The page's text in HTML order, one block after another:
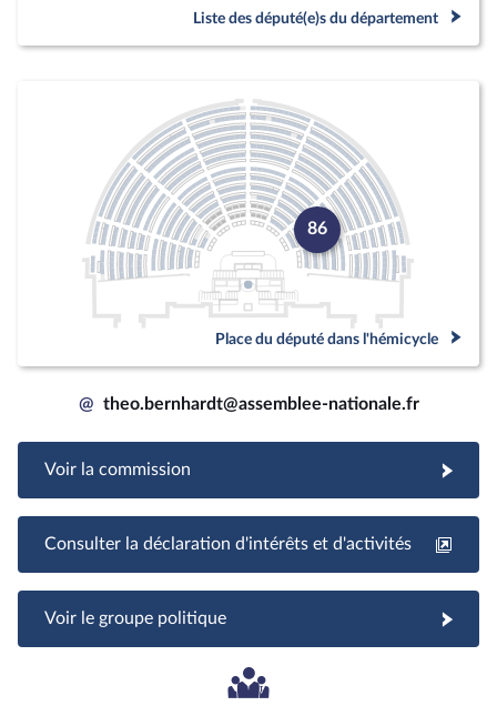
Liste des député(e)s du département
86
Place du député dans l'hémicycle
@ theo.bernhardt@assemblee-nationale.fr
Voir la commission
Consulter la déclaration d'intérêts et d'activités
Voir le groupe politique